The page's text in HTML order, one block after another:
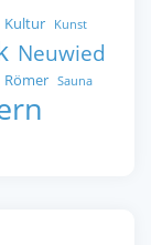
Kultur Kunst
Neuwied
Römer Sauna